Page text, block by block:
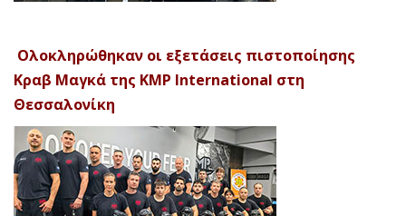
Ολοκληρώθηκαν οι εξετάσεις πιστοποίησης
Κραβ Μαγκά της KMP International στη
Θεσσαλονίκη